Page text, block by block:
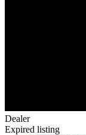
Dealer
Expired listing